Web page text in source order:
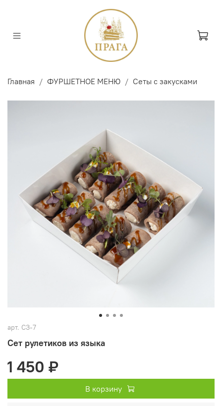
Главная ФУРШЕТНОЕ МЕНЮ Сеты с закусками
арт. СЗ-7
Сет рулетиков из языка
1 450 ₽
В корзину